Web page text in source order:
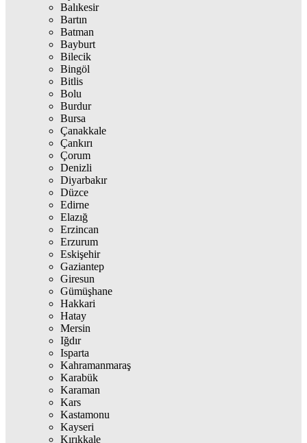
Balıkesir
Bartın
Batman
Bayburt
Bilecik
Bingöl
Bitlis
Bolu
Burdur
Bursa
Çanakkale
Çankırı
Çorum
Denizli
Diyarbakır
Düzce
Edirne
Elazığ
Erzincan
Erzurum
Eskişehir
Gaziantep
Giresun
Gümüşhane
Hakkari
Hatay
Mersin
Iğdır
Isparta
Kahramanmaraş
Karabük
Karaman
Kars
Kastamonu
Kayseri
Kırıkkale